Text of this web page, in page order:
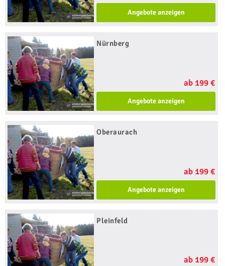
Angebote anzeigen
Nürnberg
ab 199 €
Angebote anzeigen
Oberaurach
ab 199 €
Angebote anzeigen
Pleinfeld
ab 199 €